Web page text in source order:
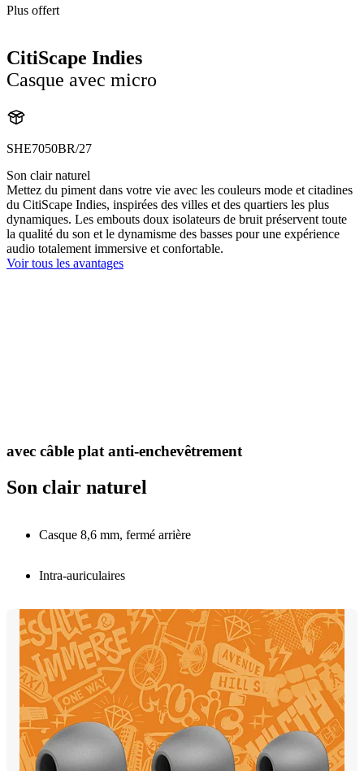
Plus offert
CitiScape Indies
Casque avec micro
SHE7050BR/27
Son clair naturel
Mettez du piment dans votre vie avec les couleurs mode et citadines
du CitiScape Indies, inspirées des villes et des quartiers les plus
dynamiques. Les embouts doux isolateurs de bruit préservent toute
la qualité du son et le dynamisme des basses pour une expérience
audio totalement immersive et confortable.
Voir tous les avantages
avec câble plat anti-enchevêtrement
Son clair naturel
Casque 8,6 mm, fermé arrière
Intra-auriculaires